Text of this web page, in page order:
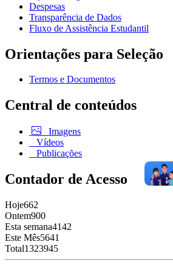
Despesas
Transparência de Dados
Fluxo de Assistência Estudantil
Orientações para Seleção
Termos e Documentos
Central de conteúdos
Imagens
Vídeos
Publicações
Contador de Acesso
Hoje662
Ontem900
Esta semana4142
Este Mês5641
Total1323945